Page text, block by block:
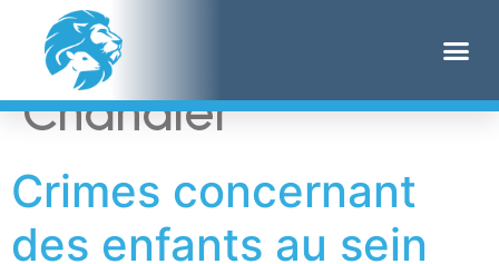
Étiquette :
Chandler
Crimes concernant
des enfants au sein